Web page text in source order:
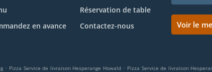
Réservation de table
en avance
Contactez-nous Voir le
. Pizza Service de livraison Hesperange Howald . Pizza Service de livraison